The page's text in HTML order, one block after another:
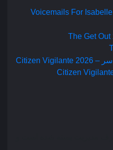
پیام‌ های صوتی برای ایزابل – Voicemails For Isabelle